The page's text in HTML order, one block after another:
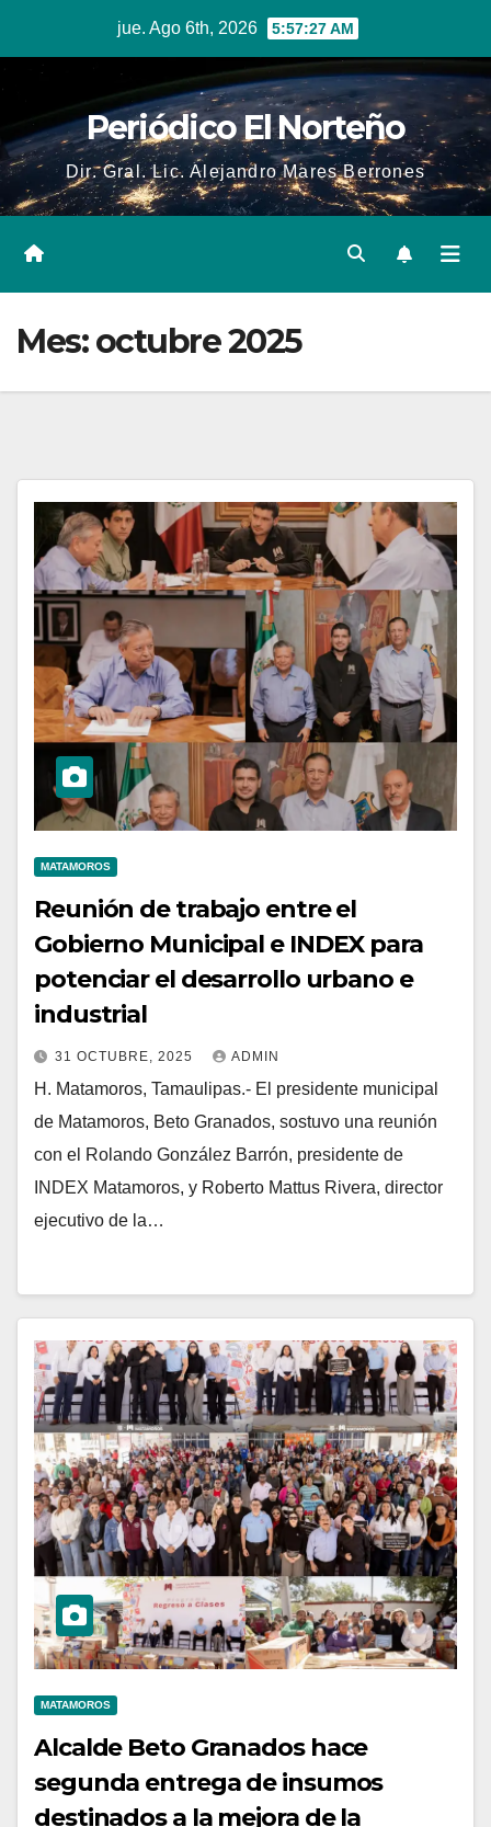
jue. Ago 6th, 2026 5:57:29 AM
Periódico El Norteño
Dir. Gral. Lic. Alejandro Mares Berrones
Mes:octubre 2025
MATAMOROS
Reunión de trabajo entre el
Gobierno Municipal e INDEX para
potenciar el desarrollo urbano e
industrial
31 OCTUBRE, 2025 ADMIN
H. Matamoros, Tamaulipas.- El presidente municipal
de Matamoros, Beto Granados, sostuvo una reunión
con el Rolando González Barrón, presidente de
INDEX Matamoros, y Roberto Mattus Rivera, director
ejecutivo de la…
MATAMOROS
Alcalde Beto Granados hace
segunda entrega de insumos
destinados a la mejora de la